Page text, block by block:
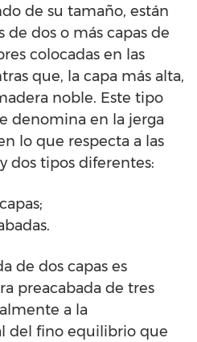
de su tamaño, están
dos o más capas de
colocadas en las
que, la capa más alta,
noble. Este tipo
denomina en la jerga
lo que respecta a las
dos tipos diferentes:
de dos capas es
preacabada de tres
a la
del fino equilibrio que